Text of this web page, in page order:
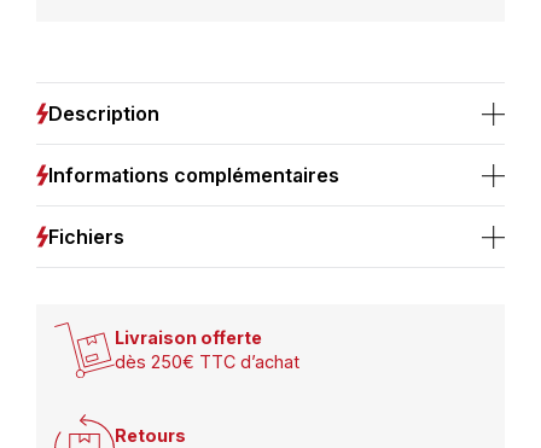
270lm
Noir
IP20
Description
Informations complémentaires
Fichiers
Livraison offerte
dès 250€ TTC d’achat
Retours